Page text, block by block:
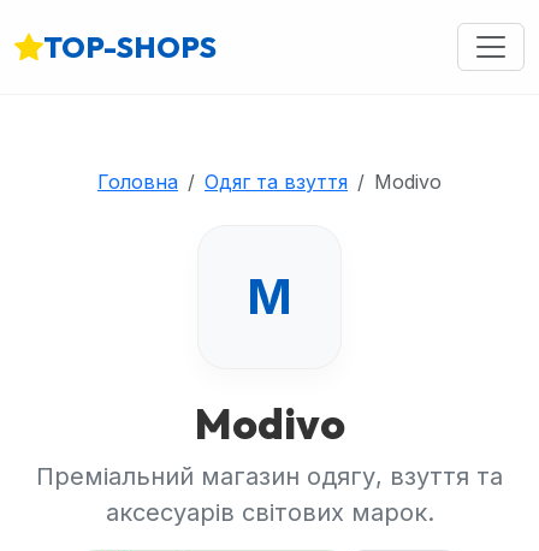
TOP-SHOPS
Головна Одяг та взуття Modivo
M
Modivo
Преміальний магазин одягу, взуття та
аксесуарів світових марок.